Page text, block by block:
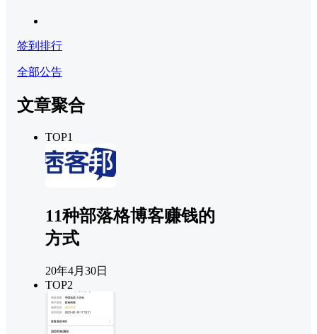
签到排行
全部公告
文章聚合
TOP1
11种部落格博客赚钱的
方式
20年4月30日
TOP2